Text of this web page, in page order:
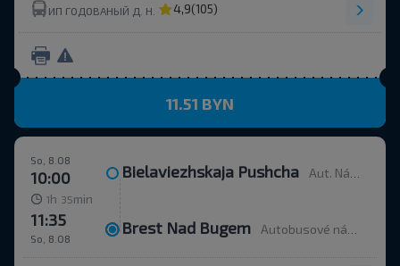
ИП ГОДОВАНЫЙ Д. Н. 4,9(105)
11.51 BYN
So, 8.08
10:00 Bielaviezhskaja Pushcha Aut. Nádr.
1h 35 min
So, 8.08
11:35 Brest Nad Bugem Autobusové nádraží, ulice Ordžonikidze 12.